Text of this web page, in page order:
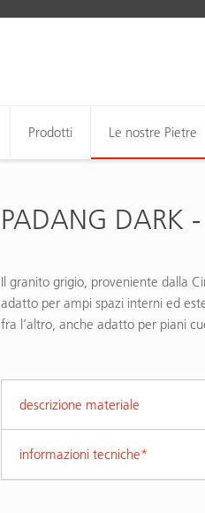
Prodotti Le nostre Pietre
PADANG DARK
Il granito grigio, proveniente dalla
adatto per ampi spazi interni ed
fra l’altro, anche adatto per piani
descrizione materiale
informazioni tecniche*